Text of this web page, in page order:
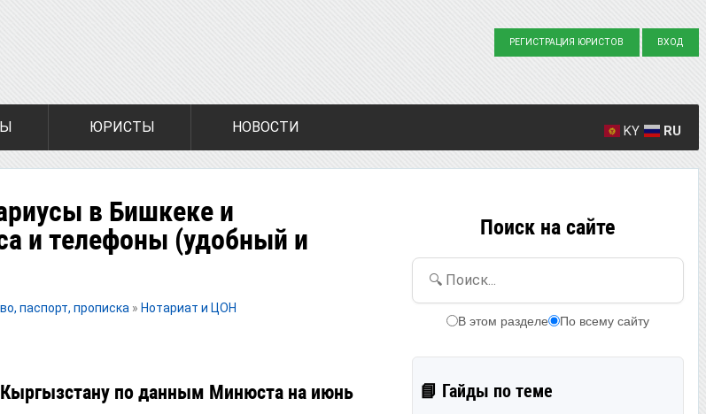
РЕГИСТРАЦИЯ ЮРИСТОВ ВХОД
ЮРИСТЫ НОВОСТИ KY RU
в Бишкеке и
и телефоны (удобный и
паспорт, прописка » Нотариат и ЦОН
Кыргызстану по данным Минюста на июнь
Поиск на сайте
🔍 Поиск...
В этом разделе По всему сайту
📘 Гайды по теме